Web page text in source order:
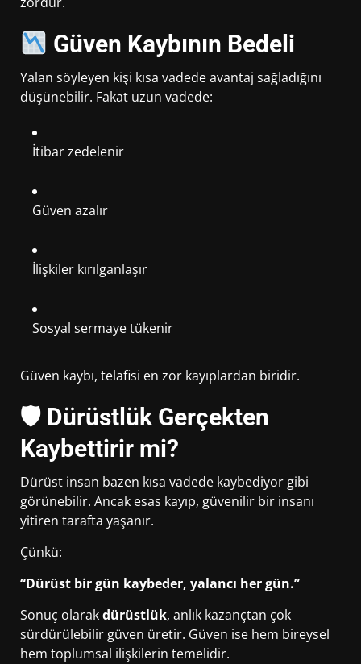
Güven Kaybının Bedeli
Yalan söyleyen kişi kısa vadede avantaj sağladığını
düşünebilir. Fakat uzun vadede:
İtibar zedelenir
Güven azalır
İlişkiler kırılganlaşır
Sosyal sermaye tükenir
Güven kaybı, telafisi en zor kayıplardan biridir.
🛡 Dürüstlük Gerçekten
Kaybettirir mi?
Dürüst insan bazen kısa vadede kaybediyor gibi
görünebilir. Ancak esas kayıp, güvenilir bir insanı
yitiren tarafta yaşanır.
Çünkü:
“Dürüst bir gün kaybeder, yalancı her gün.”
Sonuç olarakdürüstlük, anlık kazançtan çok
sürdürülebilir güven üretir. Güven ise hem bireysel
hem toplumsal ilişkilerin temelidir.